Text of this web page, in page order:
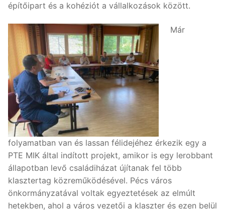
építőipart és a kohéziót a vállalkozások között.
Már
folyamatban van és lassan félidejéhez érkezik egy a
PTE MIK által indított projekt, amikor is egy lerobbant
állapotban levő családiházat újítanak fel több
klasztertag közreműködésével. Pécs város
önkormányzatával voltak egyeztetések az elmúlt
hetekben, ahol a város vezetői a klaszter és ezen belül